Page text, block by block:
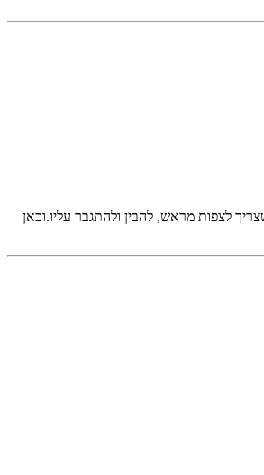
לצפות מראש, להבין ולהתגבר עליו.וכאן